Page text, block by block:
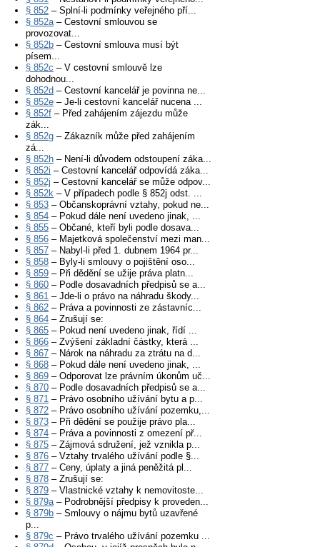
§ 852 – Splní-li podmínky veřejného pří...
§ 852a– Cestovní smlouvou se
provozovat...
§ 852b – Cestovní smlouva musí být
písem...
§ 852c – V cestovní smlouvě lze
dohodnou...
§ 852d – Cestovní kancelář je povinna ne...
§ 852e – Je-li cestovní kancelář nucena ...
§ 852f – Před zahájením zájezdu může
zák...
§ 852g – Zákazník může před zahájením
zá...
§ 852h – Není-li důvodem odstoupení záka...
§ 852i – Cestovní kancelář odpovídá záka...
§ 852j – Cestovní kancelář se může odpov...
§ 852k – V případech podle § 852j odst. ...
§ 853 – Občanskoprávní vztahy, pokud ne...
§ 854 – Pokud dále není uvedeno jinak, ...
§ 855 – Občané, kteří byli podle dosava...
§ 856 – Majetková společenství mezi man...
§ 857 – Nabyl-li před 1. dubnem 1964 pr...
§ 858 – Byly-li smlouvy o pojištění oso...
§ 859 – Při dědění se užije práva platn...
§ 860 – Podle dosavadních předpisů se a...
§ 861 – Jde-li o právo na náhradu škody...
§ 862 – Práva a povinnosti ze zástavníc...
§ 864 – Zrušují se:
§ 865 – Pokud není uvedeno jinak, řídí ...
§ 866 – Zvýšení základní částky, která ...
§ 867 – Nárok na náhradu za ztrátu na d...
§ 868 – Pokud dále není uvedeno jinak, ...
§ 869 – Odporovat lze právním úkonům uč...
§ 870 – Podle dosavadních předpisů se a...
§ 871 – Právo osobního užívání bytu a p...
§ 872 – Právo osobního užívání pozemku,...
§ 873 – Při dědění se použije právo pla...
§ 874 – Práva a povinnosti z omezení př...
§ 875 – Zájmová sdružení, jež vznikla p...
§ 876 – Vztahy trvalého užívání podle §...
§ 877 – Ceny, úplaty a jiná peněžitá pl...
§ 878 – Zrušují se:
§ 879 – Vlastnické vztahy k nemovitoste...
§ 879a– Podrobnější předpisy k proveden...
§ 879b – Smlouvy o nájmu bytů uzavřené
p...
§ 879c – Právo trvalého užívání pozemku ...